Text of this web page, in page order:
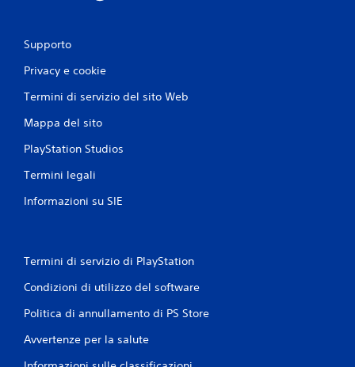
Supporto
Privacy e cookie
Termini di servizio del sito Web
Mappa del sito
PlayStation Studios
Termini legali
Informazioni su SIE
Termini di servizio di PlayStation
Condizioni di utilizzo del software
Politica di annullamento di PS Store
Avvertenze per la salute